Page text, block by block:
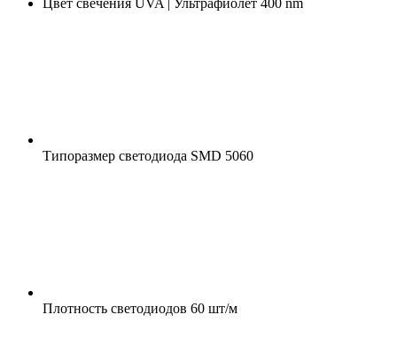
Типоразмер светодиода SMD 5060
Плотность светодиодов 60 шт/м